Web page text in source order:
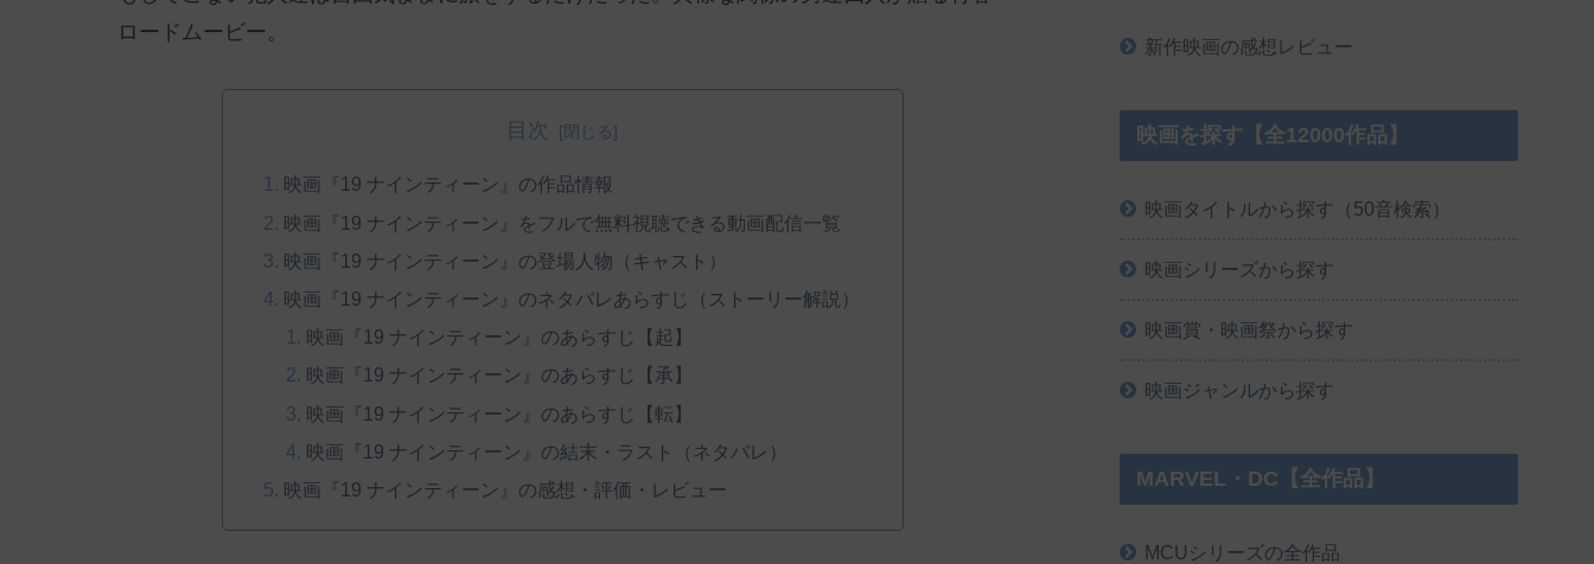
ロードムービー。
目次
映画『19 ナインティーン』の作品情報
映画『19 ナインティーン』をフルで無料視聴できる動画配信一覧
映画『19 ナインティーン』の登場人物（キャスト）
映画『19 ナインティーン』のネタバレあらすじ（ストーリー解説）
映画『19 ナインティーン』のあらすじ【起】
映画『19 ナインティーン』のあらすじ【承】
映画『19 ナインティーン』のあらすじ【転】
映画『19 ナインティーン』の結末・ラスト（ネタバレ）
映画『19 ナインティーン』の感想・評価・レビュー
新作映画の感想レビュー
映画を探す【全12000作品】
映画タイトルから探す（50音検索）
映画シリーズから探す
映画賞・映画祭から探す
映画ジャンルから探す
MARVEL・DC【全作品】
MCUシリーズの全作品